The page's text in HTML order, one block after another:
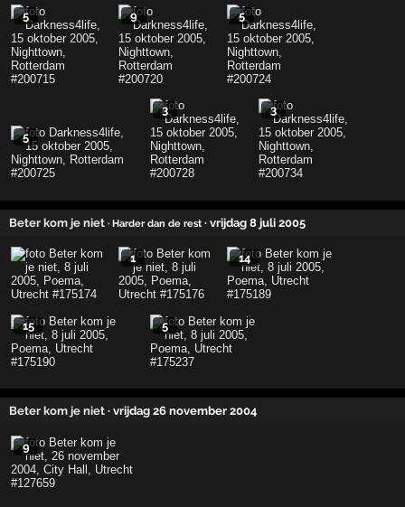
5 9 5
5
3 3
Beter kom je niet · Harder dan de rest · vrijdag 8 juli 2005
1 14
15 5
Beter kom je niet · vrijdag 26 november 2004
9